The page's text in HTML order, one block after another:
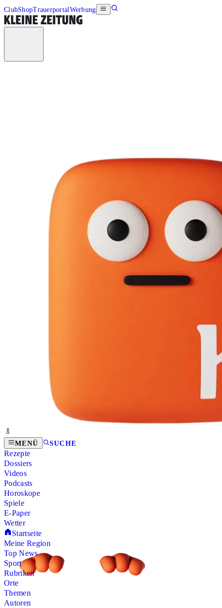
ClubShopTrauerportalWerbung
MENÜ SUCHE
Rezepte
Dossiers
Videos
Podcasts
Horoskope
Spiele
E-Paper
Wetter
Startseite
Meine Region
Top News
Sport
Rubriken
Orte
Themen
Autoren